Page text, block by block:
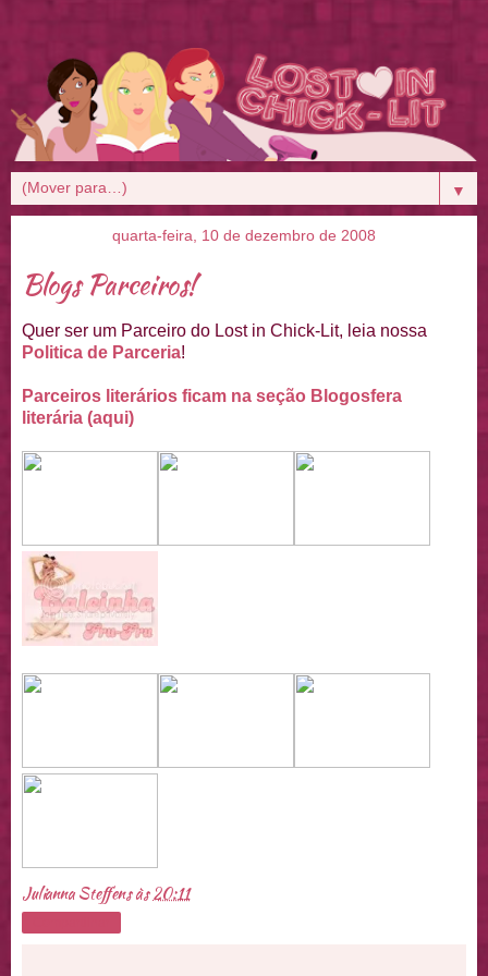
▼
quarta-feira, 10 de dezembro de 2008
Blogs Parceiros!
Quer ser um Parceiro do Lost in Chick-Lit, leia nossa
Politica de Parceria!
Parceiros literários ficam na seção Blogosfera
literária (aqui)
Julianna Steffensàs20:11